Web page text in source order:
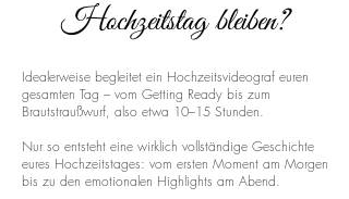
Hochzeitstag bleiben?
Idealerweise begleitet ein Hochzeitsvideograf euren
gesamten Tag – vom Getting Ready bis zum
Brautstraußwurf, also etwa 10–15 Stunden.
Nur so entsteht eine wirklich vollständige Geschichte
eures Hochzeitstages: vom ersten Moment am Morgen
bis zu den emotionalen Highlights am Abend.